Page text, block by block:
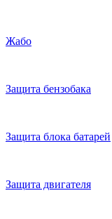
Жабо
Защита бензобака
Защита блока батарей
Защита двигателя